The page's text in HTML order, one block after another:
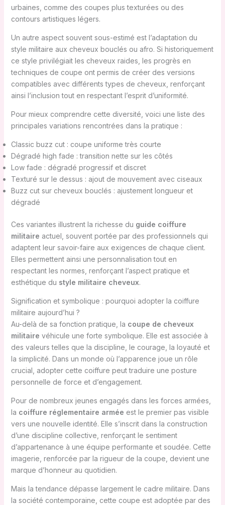
urbaines, comme des coupes plus texturées ou des
contours artistiques légers.
Un autre aspect souvent sous-estimé est l’adaptation du
style militaire aux cheveux bouclés ou afro. Si historiquement
ce style privilégiait les cheveux raides, les progrès en
techniques de coupe ont permis de créer des versions
compatibles avec différents types de cheveux, renforçant
ainsi l’inclusion tout en respectant l’esprit d’uniformité.
Pour mieux comprendre cette diversité, voici une liste des
principales variations rencontrées dans la pratique :
Classic buzz cut : coupe uniforme très courte
Dégradé high fade : transition nette sur les côtés
Low fade : dégradé progressif et discret
Texturé sur le dessus : ajout de mouvement avec ciseaux
Buzz cut sur cheveux bouclés : ajustement longueur et
dégradé
Ces variantes illustrent la richesse du guide coiffure
militaire actuel, souvent portée par des professionnels qui
adaptent leur savoir-faire aux exigences de chaque client.
Elles permettent ainsi une personnalisation tout en
respectant les normes, renforçant l’aspect pratique et
esthétique du style militaire cheveux.
Signification et symbolique : pourquoi adopter la coiffure
militaire aujourd’hui ?
Au-delà de sa fonction pratique, la coupe de cheveux
militaire véhicule une forte symbolique. Elle est associée à
des valeurs telles que la discipline, le courage, la loyauté et
la simplicité. Dans un monde où l’apparence joue un rôle
crucial, adopter cette coiffure peut traduire une posture
personnelle de force et d’engagement.
Pour de nombreux jeunes engagés dans les forces armées,
la coiffure réglementaire armée est le premier pas visible
vers une nouvelle identité. Elle s’inscrit dans la construction
d’une discipline collective, renforçant le sentiment
d’appartenance à une équipe performante et soudée. Cette
imagerie, renforcée par la rigueur de la coupe, devient une
marque d’honneur au quotidien.
Mais la tendance dépasse largement le cadre militaire. Dans
la société contemporaine, cette coupe est adoptée par des